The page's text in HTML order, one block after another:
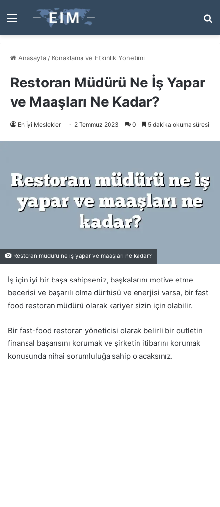
Menü
...
Anasayfa / Konaklama ve Etkinlik Yönetimi
Restoran Müdürü Ne İş Yapar
ve Maaşları Ne Kadar?
En İyi Meslekler 2 Temmuz 2023 0 5 dakika okuma süresi
Restoran müdürü ne iş yapar ve maaşları ne kadar?
İş için iyi bir başa sahipseniz, başkalarını motive etme
becerisi ve başarılı olma dürtüsü ve enerjisi varsa, bir fast
food restoran müdürü olarak kariyer sizin için olabilir.
Bir fast-food restoran yöneticisi olarak belirli bir outletin
finansal başarısını korumak ve şirketin itibarını korumak
konusunda nihai sorumluluğa sahip olacaksınız.